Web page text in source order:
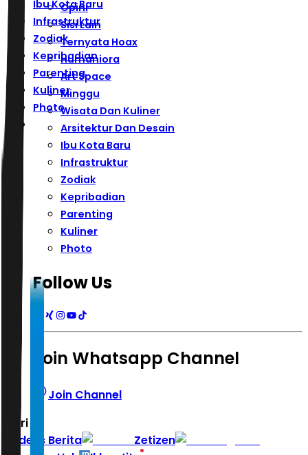
Ibu Kota Baru
Infrastruktur
Zodiak
Kepribadian
Parenting
Kuliner
Photo
Opini
Sisi Lain
Ternyata Hoax
Humaniora
Art Space
Minggu
Wisata Dan Kuliner
Arsitektur Dan Desain
Ibu Kota Baru
Infrastruktur
Zodiak
Kepribadian
Parenting
Kuliner
Photo
Follow Us
Join Whatsapp Channel
Join Channel
Hari ini
Indeks Berita
Zetizen